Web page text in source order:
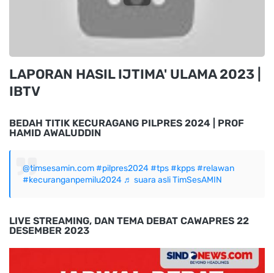
LAPORAN HASIL IJTIMA' ULAMA 2023 |
IBTV
BEDAH TITIK KECURAGANG PILPRES 2024 | PROF
HAMID AWALUDDIN
@timsesamin.com#pilpres2024#tps#kpps#relawan
#kecuranganpemilu2024 ♬ suara asli TimSesAMIN
LIVE STREAMING, DAN TEMA DEBAT CAWAPRES 22
DESEMBER 2023